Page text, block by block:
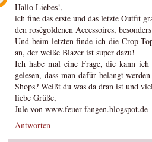
Hallo Liebes!,
ich fine das erste und das letzte Outfit
den roségoldenen Accessoires,
Und beim letzten finde ich die Crop
an, der weiße Blazer ist super dazu!
Ich habe mal eine Frage, die kann
gelesen, dass man dafür belangt
Shops? Weißt du was da dran ist und
liebe Grüße,
Jule von www.feuer-fangen.blogspot.de
Antworten